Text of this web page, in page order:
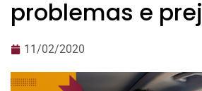
problemas e
11/02/2020